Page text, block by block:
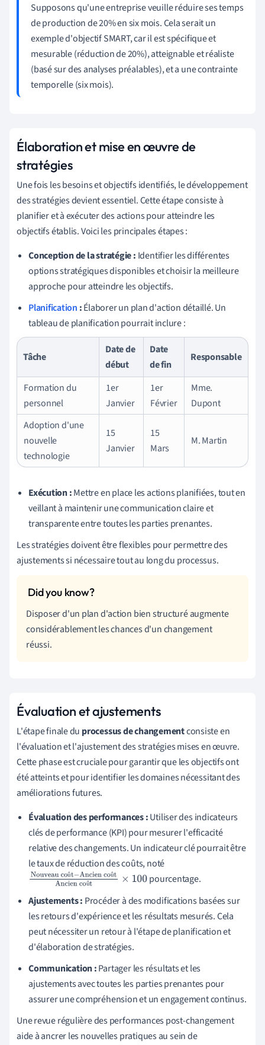
Supposons qu'une entreprise veuille réduire ses temps
de production de 20% en six mois. Cela serait un
exemple d'objectif SMART, car il est spécifique et
mesurable (réduction de 20%), atteignable et réaliste
(basé sur des analyses préalables), et a une contrainte
temporelle (six mois).
Élaboration et mise en œuvre de
stratégies
Une fois les besoins et objectifs identifiés, le développement
des stratégies devient essentiel. Cette étape consiste à
planifier et à exécuter des actions pour atteindre les
objectifs établis. Voici les principales étapes :
Conception de la stratégie : Identifier les différentes
options stratégiques disponibles et choisir la meilleure
approche pour atteindre les objectifs.
Planification :Élaborer un plan d'action détaillé. Un
tableau de planification pourrait inclure :
Tâche
Date de
début
Date
de fin
Responsable
Formation du
personnel
1er
Janvier
1er
Février
Mme.
Dupont
Adoption d'une
nouvelle
technologie
15
Janvier
15
Mars
M. Martin
Exécution :Mettre en place les actions planifiées, tout en
veillant à maintenir une communication claire et
transparente entre toutes les parties prenantes.
Les stratégies doivent être flexibles pour permettre des
ajustements si nécessaire tout au long du processus.
Disposer d'un plan d'action bien structuré augmente
considérablement les chances d'un changement
réussi.
Évaluation et ajustements
L'étape finale du processus de changementconsiste en
l'évaluation et l'ajustement des stratégies mises en œuvre.
Cette phase est cruciale pour garantir que les objectifs ont
été atteints et pour identifier les domaines nécessitant des
améliorations futures.
Évaluation des performances :Utiliser des indicateurs
clés de performance (KPI) pour mesurer l'efficacité
relative des changements. Un indicateur clé pourrait être
le taux de réduction des coûts, noté
û
û
û
Nouveau coût−Ancien
coûtAncien coût×100
pourcentage.
Ajustements : Procéder à des modifications basées sur
les retours d'expérience et les résultats mesurés. Cela
peut nécessiter un retour à l'étape de planification et
d'élaboration de stratégies.
Communication :Partager les résultats et les
ajustements avec toutes les parties prenantes pour
assurer une compréhension et un engagement continus.
Une revue régulière des performances post-changement
aide à ancrer les nouvelles pratiques au sein de